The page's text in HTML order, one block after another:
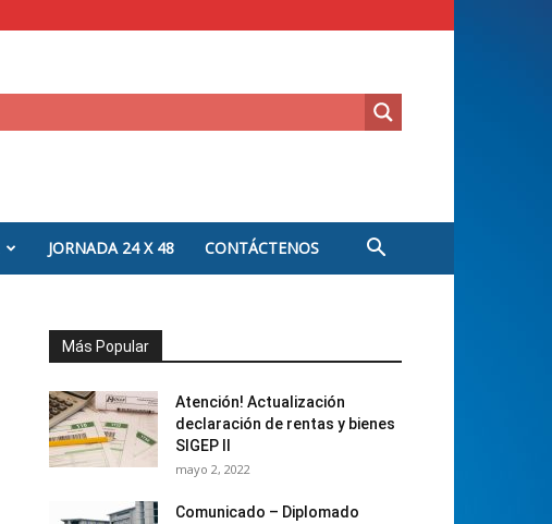
JORNADA 24 X 48 CONTÁCTENOS
Más Popular
Atención! Actualización
declaración de rentas y bienes
SIGEP II
mayo 2, 2022
Comunicado – Diplomado